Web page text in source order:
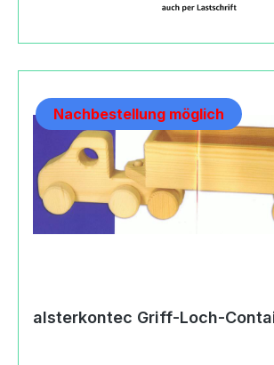
natur/bunt:Lieferumfang1
cmBreite: 11 cmHöhe: 8
cmMachart/Stilalsterkontec Griff-
Container, natur/buntfeine
Alsterdorfer
und
Oberflächeaus nordischer Kiefer -
Herkunftsregion
hochqualitativer, schweiß- und
Wasserbeizen und Hydrolacke
GermanyAngaben zum Hersteller
Nachbestellung möglich
alsterkontec Griff-Loch-